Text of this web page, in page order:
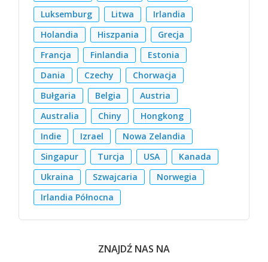
ZNAJDŹ NAS NA
Luksemburg
Litwa
Irlandia
Holandia
Hiszpania
Grecja
Francja
Finlandia
Estonia
Dania
Czechy
Chorwacja
Bułgaria
Belgia
Austria
Australia
Chiny
Hongkong
Indie
Izrael
Nowa Zelandia
Singapur
Turcja USA
Kanada
Ukraina
Szwajcaria
Norwegia
Irlandia Północna